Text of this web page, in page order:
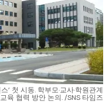
’ 첫 시동. 학부모·교사·학원관계
육 협력 방안 논의. /SNS 타임즈